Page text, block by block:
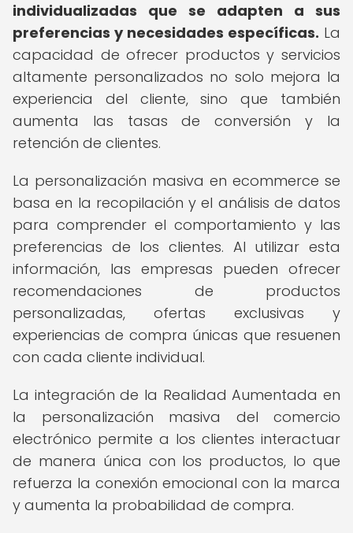
individualizadas que se adapten a sus
preferencias y necesidades específicas. La
capacidad de ofrecer productos y servicios
altamente personalizados no solo mejora la
experiencia del cliente, sino que también
aumenta las tasas de conversión y la
retención de clientes.
La personalización masiva en ecommerce se
basa en la recopilación y el análisis de datos
para comprender el comportamiento y las
preferencias de los clientes. Al utilizar esta
información, las empresas pueden ofrecer
recomendaciones de productos
personalizadas, ofertas exclusivas y
experiencias de compra únicas que resuenen
con cada cliente individual.
La integración de la Realidad Aumentada en
la personalización masiva del comercio
electrónico permite a los clientes interactuar
de manera única con los productos, lo que
refuerza la conexión emocional con la marca
y aumenta la probabilidad de compra.